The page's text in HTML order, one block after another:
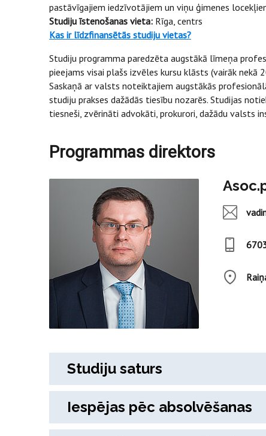
pastāvīgajiem iedzīvotājiem un viņu ģimenes
Studiju īstenošanas vieta: Rīga, centrs
Kas ir līdzfinansētās studiju vietas?
Studiju programma paredzēta augstākā līmeņa
pieejams visai plašs izvēles kursu klāsts (vairāk
Saskaņā ar valsts noteiktajiem augstākās
studiju prakses dažādās tiesību nozarēs. Studijas
tiesneši, zvērināti advokāti, prokurori, dažādu valsts
Programmas direktors
Studiju saturs
Iespējas pēc absolvēšanas